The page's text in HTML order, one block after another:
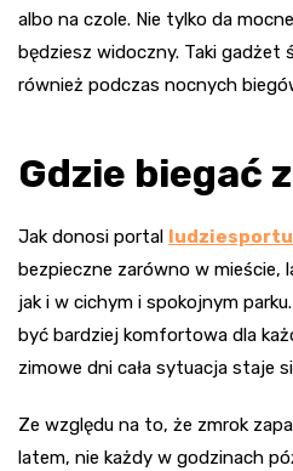
albo na czole. Nie tylko da
będziesz widoczny. Taki gadżet
również podczas nocnych
Gdzie biegać
Jak donosi portal
bezpieczne zarówno w mieście,
jak i w cichym i spokojnym
być bardziej komfortowa dla
zimowe dni cała sytuacja staje
Ze względu na to, że zmrok
latem, nie każdy w godzinach